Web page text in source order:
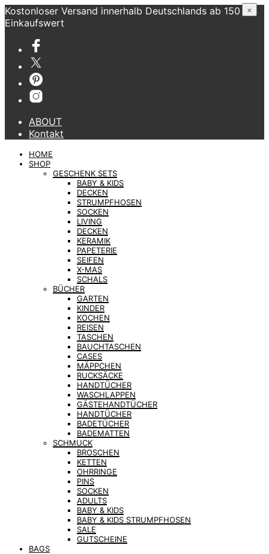
Kostonloser Versand innerhalb Deutschlands ab 150 €
Einkaufswert
ABOUT
Kontakt
HOME
SHOP
GESCHENK SETS
BABY & KIDS
DECKEN
STRUMPFHOSEN
SOCKEN
LIVING
DECKEN
KERAMIK
PAPETERIE
SEIFEN
X-MAS
SCHALS
BÜCHER
GARTEN
KINDER
KOCHEN
REISEN
TASCHEN
BAUCHTASCHEN
CASES
MÄPPCHEN
RUCKSÄCKE
HANDTÜCHER
WASCHLAPPEN
GÄSTEHANDTÜCHER
HANDTÜCHER
BADETÜCHER
BADEMATTEN
SCHMUCK
BROSCHEN
KETTEN
OHRRINGE
PINS
SOCKEN
ADULTS
BABY & KIDS
BABY & KIDS STRUMPFHOSEN
SALE
GUTSCHEINE
BAGS
×